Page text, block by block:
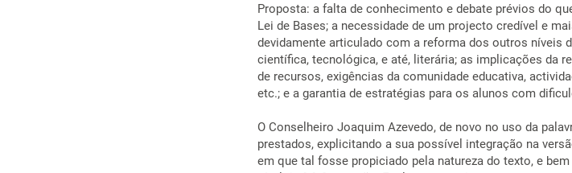
Proposta: a falta de conhecimento e debate prévios do
Lei de Bases; a necessidade de um projecto credível e
devidamente articulado com a reforma dos outros níveis
científica, tecnológica, e até, literária; as implicações da
de recursos, exigências da comunidade educativa,
etc.; e a garantia de estratégias para os alunos com
O Conselheiro Joaquim Azevedo, de novo no uso da
prestados, explicitando a sua possível integração na
em que tal fosse propiciado pela natureza do texto, e